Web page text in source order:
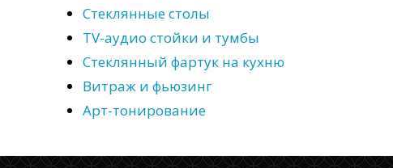
Стеклянные столы
TV-аудио стойки и тумбы
Стеклянный фартук на кухню
Витраж и фьюзинг
Арт-тонирование